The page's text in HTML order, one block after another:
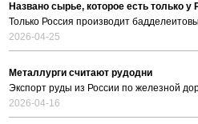
Названо сырье, которое есть только у
Только Россия производит
2026-04-25
Металлурги считают рудодни
Экспорт руды из России по железной
2026-04-16